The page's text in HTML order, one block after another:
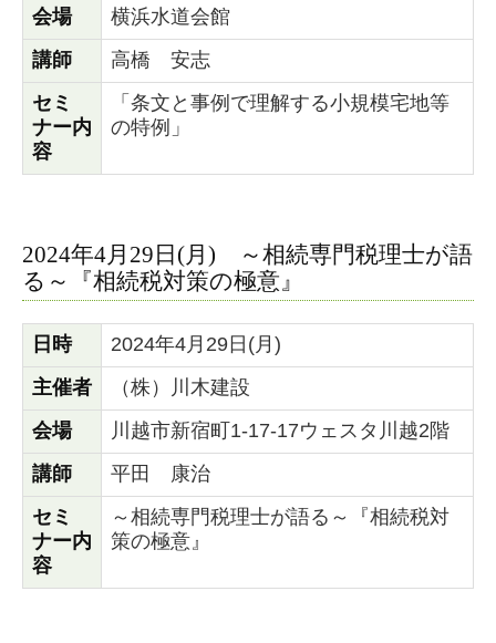
会場
横浜水道会館
講師
高橋 安志
セミ
ナー内
容
「条文と事例で理解する小規模宅地等
の特例」
2024年4月29日(月) ～相続専門税理士が語
る～『相続税対策の極意』
日時
2024年4月29日(月)
主催者
（株）川木建設
会場
川越市新宿町1-17-17ウェスタ川越2階
講師
平田 康治
セミ
ナー内
容
～相続専門税理士が語る～『相続税対
策の極意』